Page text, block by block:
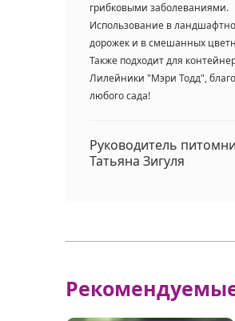
грибковыми заболеваниями.
Использование в
дорожек и в смешанных
Также подходит для
Лилейники "Мэри Тодд",
любого сада!
Руководитель
Татьяна Зигуля